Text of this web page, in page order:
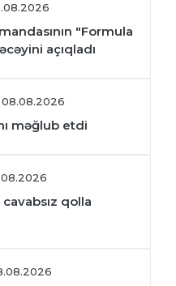
"Formula
açıqladı
08.08.2026
məğlub etdi
cavabsız qolla